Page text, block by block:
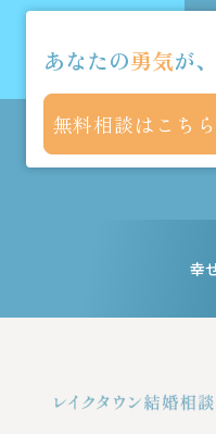
あなたの勇気が
無料相談はこちら
幸